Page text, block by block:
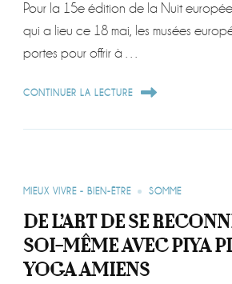
Pour la 15e édition de la Nuit
qui a lieu ce 18 mai, les musées
portes pour offrir à …
CONTINUER LA LECTURE
MIEUX VIVRE - BIEN-ÊTRE SOMME
DE L’ART DE SE
SOI-MÊME AVEC PIYA
YOGA AMIENS